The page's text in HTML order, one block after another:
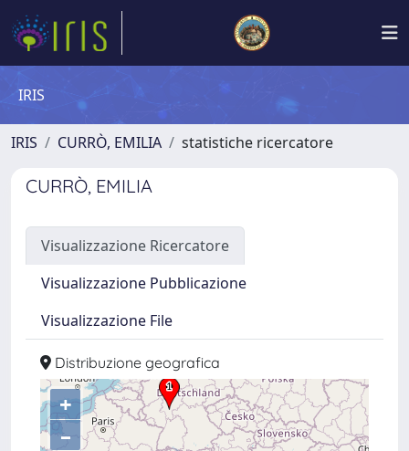
IRIS
IRIS CURRÒ, EMILIA statistiche ricercatore
CURRÒ, EMILIA
Visualizzazione Ricercatore
Visualizzazione Pubblicazione
Visualizzazione File
Distribuzione geografica
+
–